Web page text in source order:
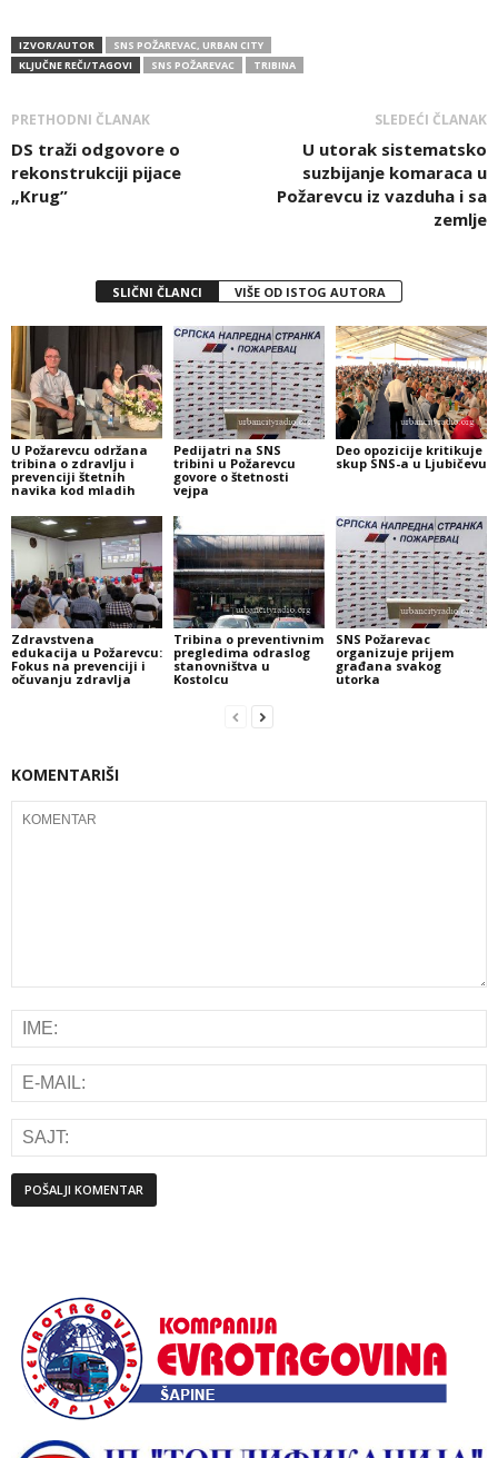
IZVOR/AUTOR
SNS POŽAREVAC, URBAN CITY
KLJUČNE REČI/TAGOVI
SNS POŽAREVAC TRIBINA
PRETHODNI ČLANAK
DS traži odgovore o
rekonstrukciji pijace
„Krug”
SLEDEĆI ČLANAK
U utorak sistematsko
suzbijanje komaraca u
Požarevcu iz vazduha i sa
zemlje
SLIČNI ČLANCI VIŠE OD ISTOG AUTORA
U Požarevcu održana
tribina o zdravlju i
prevenciji štetnih
navika kod mladih
Pedijatri na SNS
tribini u Požarevcu
govore o štetnosti
vejpa
Deo opozicije kritikuje
skup SNS-a u Ljubičevu
Zdravstvena
edukacija u Požarevcu:
Fokus na prevenciji i
očuvanju zdravlja
Tribina o preventivnim
pregledima odraslog
stanovništva u
Kostolcu
SNS Požarevac
organizuje prijem
građana svakog
utorka
KOMENTARIŠI